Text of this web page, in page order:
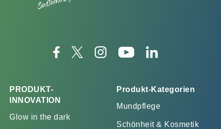
PRODUKT-
INNOVATION
Glow in the dark
Produkt-Kategorien
Mundpflege
Schönheit & Kosmetik